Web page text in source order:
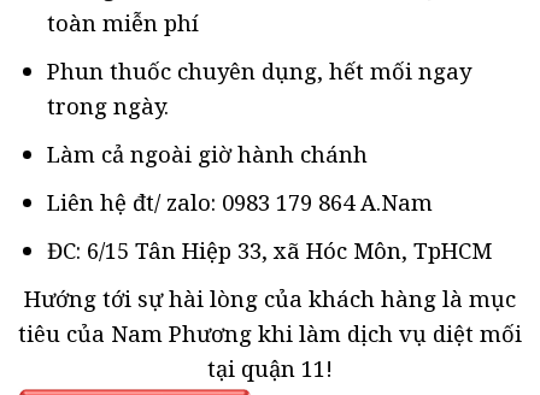
toàn miễn phí
Phun thuốc chuyên dụng, hết mối ngay
trong ngày.
Làm cả ngoài giờ hành chánh
Liên hệ đt/ zalo: 0983 179 864 A.Nam
ĐC: 6/15 Tân Hiệp 33, xã Hóc Môn, TpHCM
Hướng tới sự hài lòng của khách hàng là mục
tiêu của Nam Phương khi làm dịch vụ diệt mối
tại quận 11!